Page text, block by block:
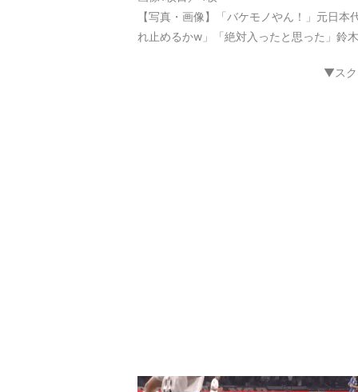
【写真・画像】「バケモノやん！」元日
れ止めるかw」「絶対入ったと思った」鈴
▼スク